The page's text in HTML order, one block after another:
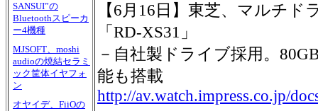
SANSUI”の
Bluetoothスピーカ
ー4機種
MJSOFT、moshi
audioの焼結セラミ
ック筐体イヤフォ
ン
オヤイデ、FiiOの
【6月16日】東芝、マルチ
「RD-XS31」
－自社製ドライブ採用。
能も搭載
http://av.watch.impress.co.jp/